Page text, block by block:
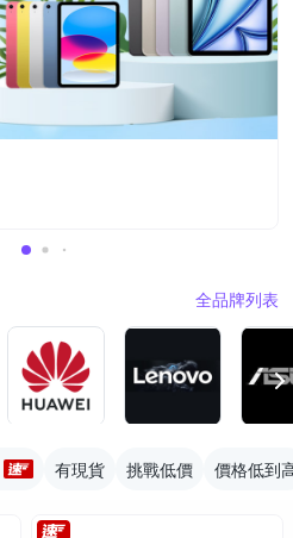
全品牌列表
有現貨 挑戰低價 價格低到